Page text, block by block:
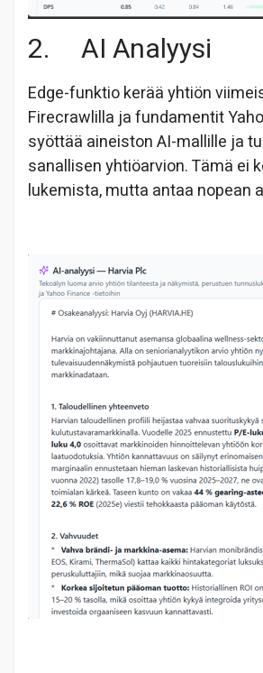
2. AI Analyysi
Edge-funktio kerää yhtiön
Firecrawlilla ja fundamentit
syöttää aineiston AI-mallille ja
sanallisen yhtiöarvion. Tämä ei
lukemista, mutta antaa nopean